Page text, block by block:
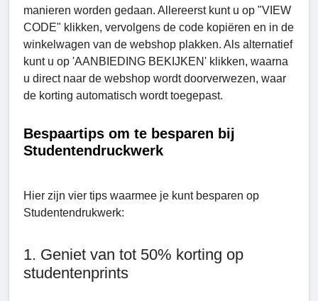
manieren worden gedaan. Allereerst kunt u op "VIEW
CODE" klikken, vervolgens de code kopiëren en in de
winkelwagen van de webshop plakken. Als alternatief
kunt u op 'AANBIEDING BEKIJKEN' klikken, waarna
u direct naar de webshop wordt doorverwezen, waar
de korting automatisch wordt toegepast.
Bespaartips om te besparen bij
Studentendruckwerk
Hier zijn vier tips waarmee je kunt besparen op
Studеntеndrukwerk:
1. Geniet van tot 50% korting op
studentenprints